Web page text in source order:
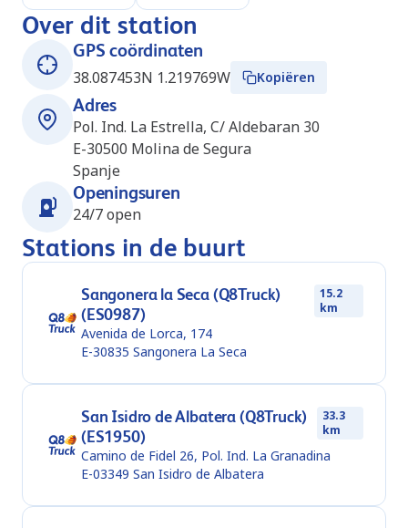
Over dit station
GPS coördinaten
38.087453N 1.219769W
Kopiëren
Adres
Pol. Ind. La Estrella, C/ Aldebaran 30
E-30500 Molina de Segura
Spanje
Openingsuren
24/7 open
Stations in de buurt
Sangonera la Seca (Q8Truck)
(ES0987)
15.2
km
Avenida de Lorca, 174
E-30835 Sangonera La Seca
San Isidro de Albatera (Q8Truck)
(ES1950)
33.3
km
Camino de Fidel 26, Pol. Ind. La Granadina
E-03349 San Isidro de Albatera